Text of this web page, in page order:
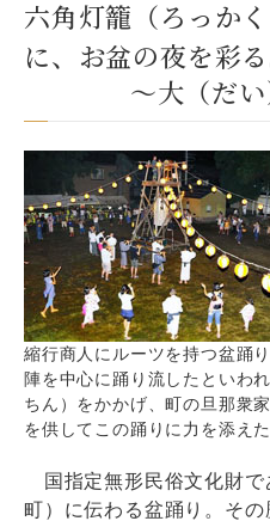
六角灯籠（ろっか
に、お盆の夜を彩る
～大（だ
縮行商人にルーツを持つ盆踊
陣を中心に踊り流したといわ
ちん）をかかげ、町の旦那衆
を供してこの踊りに力を添え
国指定無形民俗文化財で
町）に伝わる盆踊り。そ